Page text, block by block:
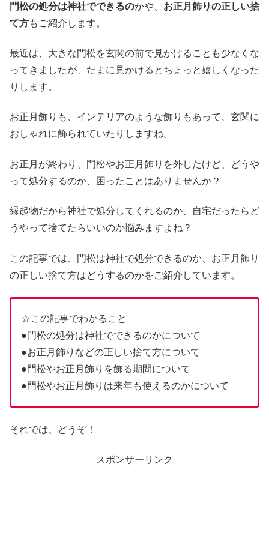
門松の処分は神社でできるのかや、 お正月飾りの正しい捨
て方もご紹介します。
最近は、大きな門松を玄関の前で見かけることも少なくな
ってきましたが、たまに見かけるとちょっと嬉しくなった
りします。
お正月飾りも、インテリアのような飾りもあって、玄関に
おしゃれに飾られていたりしますね。
お正月が終わり、門松やお正月飾りを外したけど、どうや
って処分するのか、困ったことはありませんか？
縁起物だから神社で処分してくれるのか、自宅だったらど
うやって捨てたらいいのか悩みますよね？
この記事では、門松は神社で処分できるのか、お正月飾り
の正しい捨て方はどうするのかをご紹介しています。
☆この記事でわかること
●門松の処分は神社でできるのかについて
●お正月飾りなどの正しい捨て方について
●門松やお正月飾りを飾る期間について
●門松やお正月飾りは来年も使えるのかについて
それでは、どうぞ！
スポンサーリンク